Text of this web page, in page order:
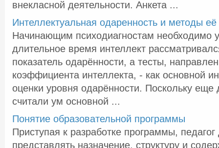
внекласной деятельности. Анкета ...
Интеллектуальная одаренность и методы её
Начинающим психодиагностам необходимо
длительное время интеллект
показатель одарённости, а тесты,
коэффициента интеллекта, - как основной
оценки уровня одарённости. Поскольку
считали ум основной ...
Понятие образовательной программы
Приступая к разработке программы,
представлять назначение, структуру и